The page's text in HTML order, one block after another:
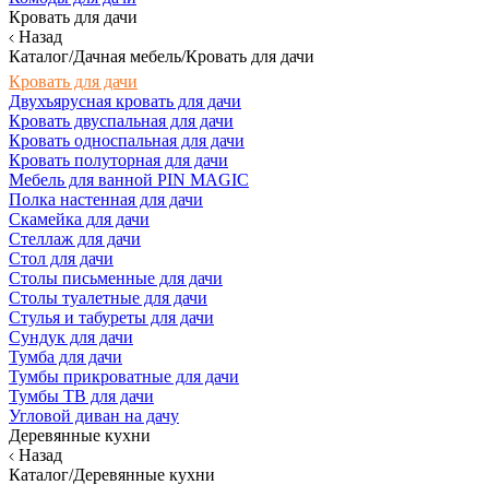
Кровать для дачи
Назад
Каталог/Дачная мебель/Кровать для дачи
Кровать для дачи
Двухъярусная кровать для дачи
Кровать двуспальная для дачи
Кровать односпальная для дачи
Кровать полуторная для дачи
Мебель для ванной PIN MAGIC
Полка настенная для дачи
Скамейка для дачи
Стеллаж для дачи
Стол для дачи
Столы письменные для дачи
Столы туалетные для дачи
Стулья и табуреты для дачи
Сундук для дачи
Тумба для дачи
Тумбы прикроватные для дачи
Тумбы ТВ для дачи
Угловой диван на дачу
Деревянные кухни
Назад
Каталог/Деревянные кухни